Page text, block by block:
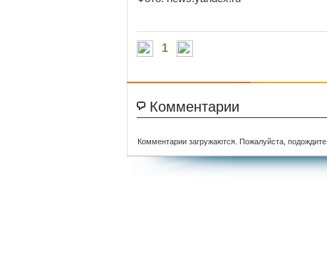
1
Комментарии
Комментарии загружаются. Пожалуйста, подождите